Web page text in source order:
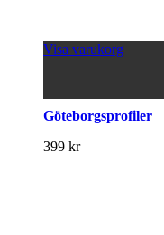
Visa varukorg
Göteborgsprofiler
399 kr